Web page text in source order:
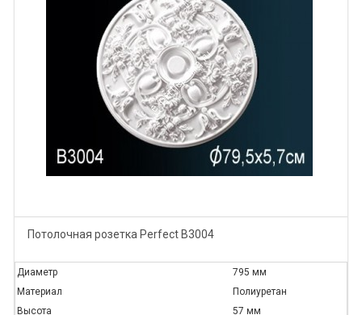
Потолочная розетка Perfect B3004
Диаметр
795 мм
Материал
Полиуретан
Высота
57 мм